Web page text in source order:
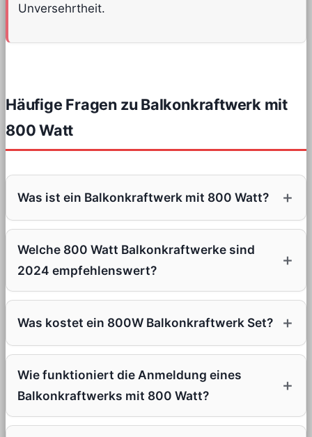
Unversehrtheit.
Häufige Fragen zu Balkonkraftwerk mit
800 Watt
Was ist ein Balkonkraftwerk mit 800 Watt?
Welche 800 Watt Balkonkraftwerke sind
2024 empfehlenswert?
Was kostet ein 800W Balkonkraftwerk Set?
Wie funktioniert die Anmeldung eines
Balkonkraftwerks mit 800 Watt?